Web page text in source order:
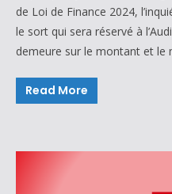
de Loi de Finance 2024,
le sort qui sera réservé à
demeure sur le montant et le
Read More